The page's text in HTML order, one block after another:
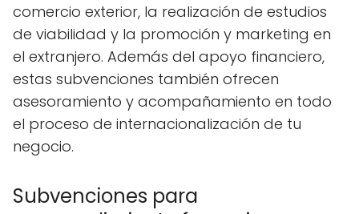
comercio exterior, la realización de estudios
de viabilidad y la promoción y marketing en
el extranjero. Además del apoyo financiero,
estas subvenciones también ofrecen
asesoramiento y acompañamiento en todo
el proceso de internacionalización de tu
negocio.
Subvenciones para